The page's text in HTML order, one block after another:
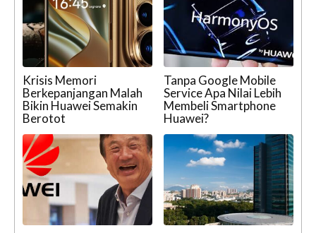
Krisis Memori
Berkepanjangan Malah
Bikin Huawei Semakin
Berotot
Tanpa Google Mobile
Service Apa Nilai Lebih
Membeli Smartphone
Huawei?